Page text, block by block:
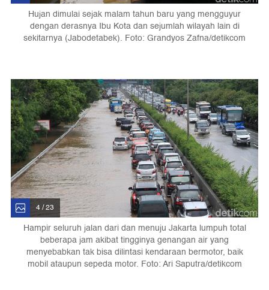
Hujan dimulai sejak malam tahun baru yang mengguyur
dengan derasnya Ibu Kota dan sejumlah wilayah lain di
sekitarnya (Jabodetabek). Foto: Grandyos Zafna/detikcom
4 / 23
Hampir seluruh jalan dari dan menuju Jakarta lumpuh total
beberapa jam akibat tingginya genangan air yang
menyebabkan tak bisa dilintasi kendaraan bermotor, baik
mobil ataupun sepeda motor. Foto: Ari Saputra/detikcom